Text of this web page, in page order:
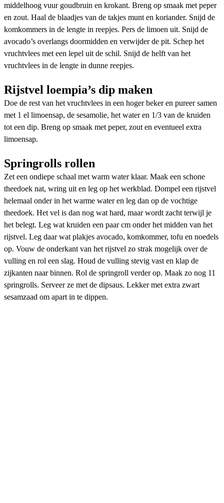
middelhoog vuur goudbruin en krokant. Breng op smaak met peper
en zout. Haal de blaadjes van de takjes munt en koriander. Snijd de
komkommers in de lengte in reepjes. Pers de limoen uit. Snijd de
avocado’s overlangs doormidden en verwijder de pit. Schep het
vruchtvlees met een lepel uit de schil. Snijd de helft van het
vruchtvlees in de lengte in dunne reepjes.
Rijstvel loempia’s dip maken
Doe de rest van het vruchtvlees in een hoger beker en pureer samen
met 1 el limoensap, de sesamolie, het water en 1/3 van de kruiden
tot een dip. Breng op smaak met peper, zout en eventueel extra
limoensap.
Springrolls rollen
Zet een ondiepe schaal met warm water klaar. Maak een schone
theedoek nat, wring uit en leg op het werkblad. Dompel een rijstvel
helemaal onder in het warme water en leg dan op de vochtige
theedoek. Het vel is dan nog wat hard, maar wordt zacht terwijl je
het belegt. Leg wat kruiden een paar cm onder het midden van het
rijstvel. Leg daar wat plakjes avocado, komkommer, tofu en noedels
op. Vouw de onderkant van het rijstvel zo strak mogelijk over de
vulling en rol een slag. Houd de vulling stevig vast en klap de
zijkanten naar binnen. Rol de springroll verder op. Maak zo nog 11
springrolls. Serveer ze met de dipsaus. Lekker met extra zwart
sesamzaad om apart in te dippen.